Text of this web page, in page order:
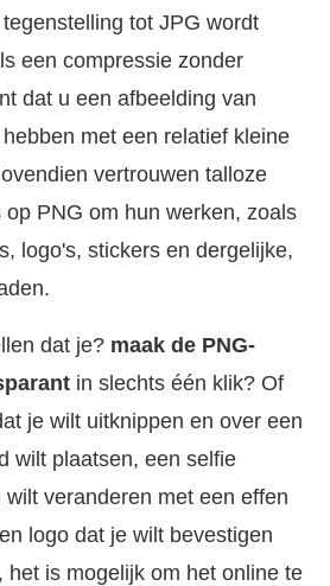
tot JPG wordt
een compressie zonder
dat u een afbeelding van
met een relatief kleine
vertrouwen talloze
PNG om hun werken, zoals
logo's, stickers en dergelijke,
dat je? maak de PNG-
in slechts één klik? Of
je wilt uitknippen en over een
wilt plaatsen, een selfie
veranderen met een effen
logo dat je wilt bevestigen
het is mogelijk om het online te